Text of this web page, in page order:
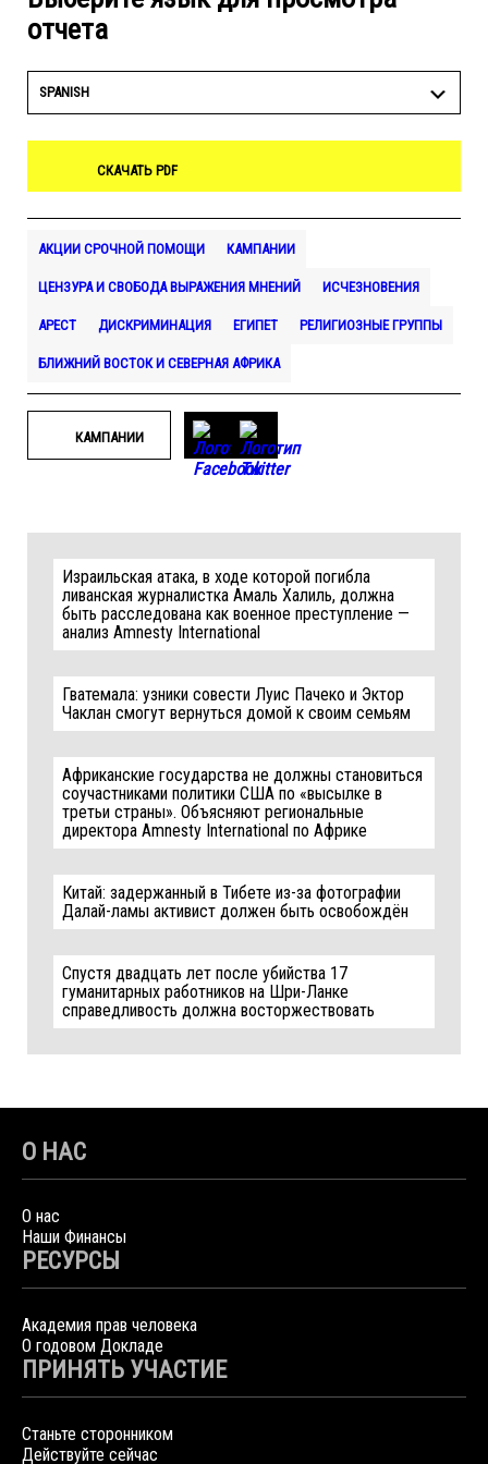
отчета
SPANISH
СКАЧАТЬ PDF
АКЦИИ СРОЧНОЙ ПОМОЩИ КАМПАНИИ
ЦЕНЗУРА И СВОБОДА ВЫРАЖЕНИЯ МНЕНИЙ ИСЧЕЗНОВЕНИЯ
АРЕСТ ДИСКРИМИНАЦИЯ ЕГИПЕТ РЕЛИГИОЗНЫЕ ГРУППЫ
БЛИЖНИЙ ВОСТОК И СЕВЕРНАЯ АФРИКА
КАМПАНИИ
Израильская атака, в ходе которой погибла
ливанская журналистка Амаль Халиль, должна
быть расследована как военное преступление —
анализ Amnesty International
Гватемала: узники совести Луис Пачеко и Эктор
Чаклан смогут вернуться домой к своим семьям
Африканские государства не должны становиться
соучастниками политики США по «высылке в
третьи страны». Объясняют региональные
директора Amnesty International по Африке
Китай: задержанный в Тибете из-за фотографии
Далай-ламы активист должен быть освобождён
Спустя двадцать лет после убийства 17
гуманитарных работников на Шри-Ланке
справедливость должна восторжествовать
О НАС
О нас
Наши Финансы
РЕСУРСЫ
Академия прав человека
О годовом Докладе
ПРИНЯТЬ УЧАСТИЕ
Станьте сторонником
Действуйте сейчас